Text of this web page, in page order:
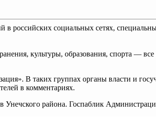
российских социальных сетях,
культуры, образования, спорта —
В таких группах органы власти и
в комментариях.
Унечского района. Госпаблик